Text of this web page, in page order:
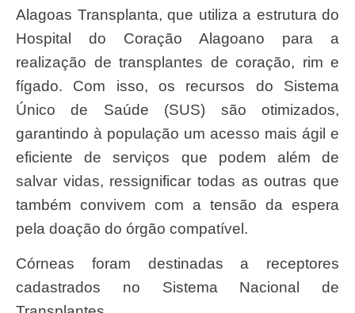
Alagoas Transplanta, que utiliza a estrutura do
Hospital do Coração Alagoano para a
realização de transplantes de coração, rim e
fígado. Com isso, os recursos do Sistema
Único de Saúde (SUS) são otimizados,
garantindo à população um acesso mais ágil e
eficiente de serviços que podem além de
salvar vidas, ressignificar todas as outras que
também convivem com a tensão da espera
pela doação do órgão compatível.
Córneas foram destinadas a receptores
cadastrados no Sistema Nacional de